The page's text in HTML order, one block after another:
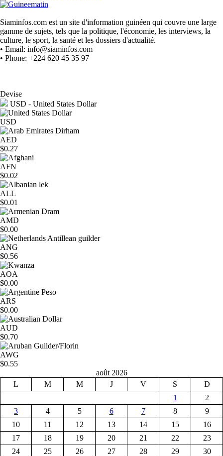
Siaminfos.com est un site d'information guinéen qui couvre une large
gamme de sujets, tels que la politique, l'économie, les interviews, la
culture, le sport, la santé et les dossiers d'actualité.
• Email: info@siaminfos.com
• Phone: +224 620 45 35 97
Devise
USD - United States Dollar
USD
AED
$0.27
AFN
$0.02
ALL
$0.01
AMD
$0.00
ANG
$0.56
AOA
$0.00
ARS
$0.00
AUD
$0.70
AWG
$0.55
août 2026
L
M M J V S
D
1
2
3
4 5 6 7 8
9
10
11 12 13 14 15
16
17
18 19 20 21 22
23
24
25 26 27 28 29
30